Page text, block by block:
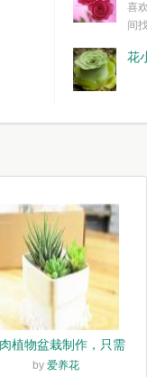
我们自己复杂
喜
间
花
植物盆栽制作，只需
简单6步
by 爱养花